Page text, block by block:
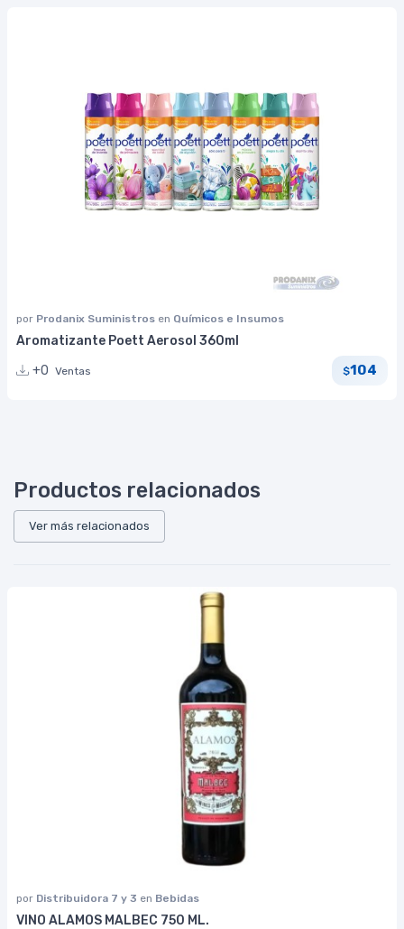
por Prodanix Suministros en Químicos e Insumos
Aromatizante Poett Aerosol 360ml
+0 Ventas $104
Productos relacionados
Ver más relacionados
por Distribuidora 7 y 3 en Bebidas
VINO ALAMOS MALBEC 750 ML.